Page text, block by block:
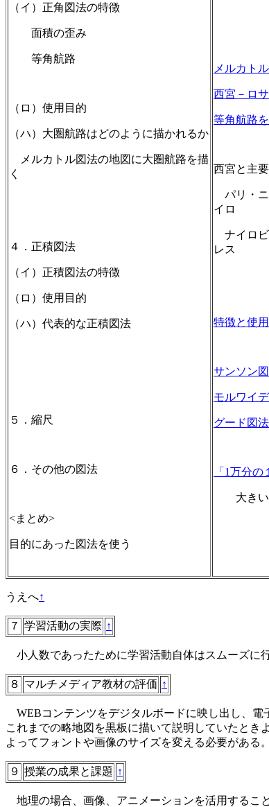
（イ）正角図法の特徴
面積の歪み
等角航路
（ロ）使用目的
（ハ）大圏航路はどのように描かれるか
メルカトル図法の地図に大圏航路を描
く
４．正積図法
（イ）正積図法の特徴
（ロ）使用目的
（ハ）代表的な正積図法
５．縮尺
６．その他の図法
<まとめ>
目的にあった図法を使う
メルカト
西宮－ロ
等角航路
西宮と主
パリ・ニ
イロ
ナイロビ
レス
特徴と使
サンソン
モルワイ
グード図法
「1万分
大きい
うえへ↑
７ 学習活動の実際 ↑
小人数であったために学習活動自体はスムーズに
８ マルチメディア教材の評価 ↑
WEBコンテンツをデジタルボードに映し出し、電
これまでの略地図を黒板に描いて説明していたと
よってフォントや画像のサイズを変える必要がある。
９ 授業の成果と課題 ↑
地理の場合、画像、アニメーションを活用するこ